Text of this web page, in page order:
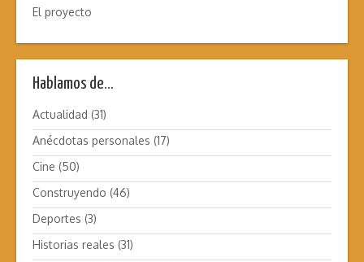
El proyecto
Hablamos de…
Actualidad (31)
Anécdotas personales (17)
Cine (50)
Construyendo (46)
Deportes (3)
Historias reales (31)